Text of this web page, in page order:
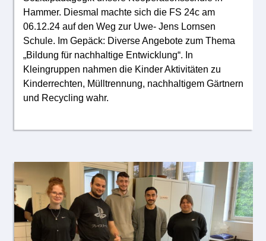
Hammer. Diesmal machte sich die FS 24c am
06.12.24 auf den Weg zur Uwe- Jens Lornsen
Schule. Im Gepäck: Diverse Angebote zum Thema
„Bildung für nachhaltige Entwicklung“. In
Kleingruppen nahmen die Kinder Aktivitäten zu
Kinderrechten, Mülltrennung, nachhaltigem Gärtnern
und Recycling wahr.